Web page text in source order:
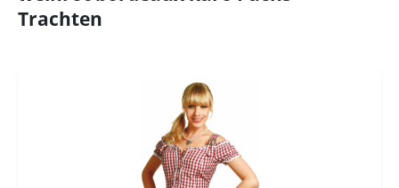
Trachten